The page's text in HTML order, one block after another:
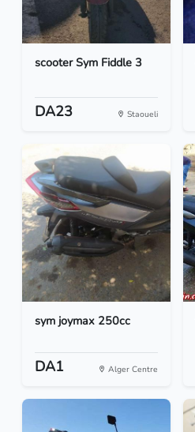
scooter Sym Fiddle 3
DA23 Staoueli
sym joymax 250cc
DA1 Alger Centre